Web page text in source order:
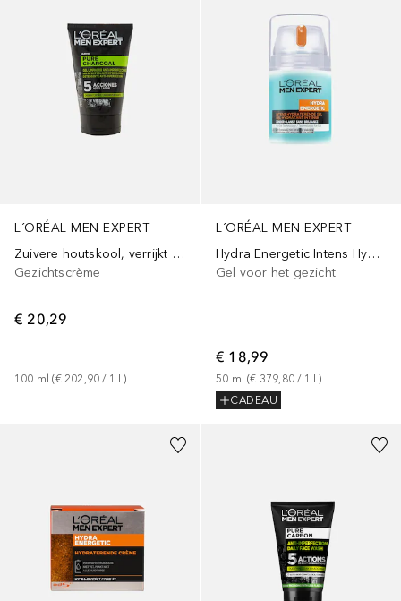
L´ORÉAL MEN EXPERT
Zuivere houtskool, verrijkt met plantaardige houtskool, 100
Gezichtscrème
€ 20,29
100 ml (€ 202,90 / 1 L)
L´ORÉAL MEN EXPERT
Hydra Energetic Intens Hydraterende Gel
Gel voor het gezicht
€ 18,99
50 ml (€ 379,80 / 1 L)
CADEAU